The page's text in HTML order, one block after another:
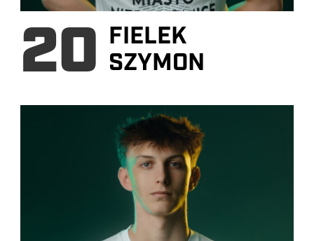
20 FIELEK
SZYMON